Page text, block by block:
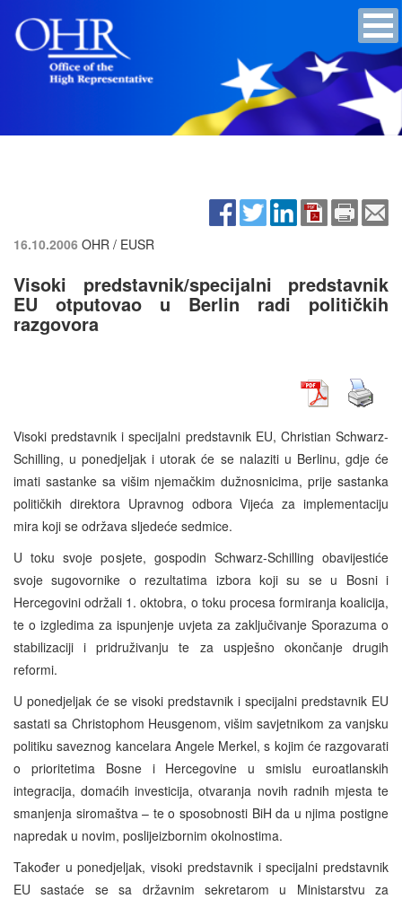
16.10.2006 OHR / EUSR
Visoki predstavnik/specijalni predstavnik
EU otputovao u Berlin radi političkih
razgovora
Visoki predstavnik i specijalni predstavnik EU, Christian Schwarz-
Schilling, u ponedjeljak i utorak će se nalaziti u Berlinu, gdje će
imati sastanke sa višim njemačkim dužnosnicima, prije sastanka
političkih direktora Upravnog odbora Vijeća za implementaciju
mira koji se održava sljedeće sedmice.
U toku svoje posjete, gospodin Schwarz-Schilling obavijestiće
svoje sugovornike o rezultatima izbora koji su se u Bosni i
Hercegovini održali 1. oktobra, o toku procesa formiranja koalicija,
te o izgledima za ispunjenje uvjeta za zaključivanje Sporazuma o
stabilizaciji i pridruživanju te za uspješno okončanje drugih
reformi.
U ponedjeljak će se visoki predstavnik i specijalni predstavnik EU
sastati sa Christophom Heusgenom, višim savjetnikom za vanjsku
politiku saveznog kancelara Angele Merkel, s kojim će razgovarati
o prioritetima Bosne i Hercegovine u smislu euroatlanskih
integracija, domaćih investicija, otvaranja novih radnih mjesta te
smanjenja siromaštva – te o sposobnosti BiH da u njima postigne
napredak u novim, poslijeizbornim okolnostima.
Također u ponedjeljak, visoki predstavnik i specijalni predstavnik
EU sastaće se sa državnim sekretarom u Ministarstvu za